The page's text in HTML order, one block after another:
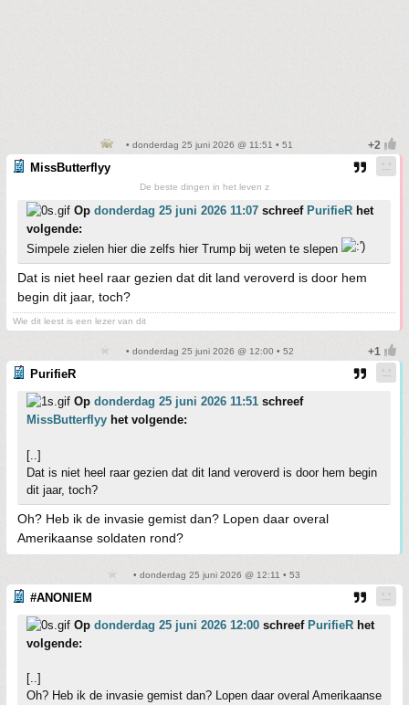
• donderdag 25 juni 2026 @ 11:51 • 51
MissButterflyy
De beste dingen in het leven z
Op donderdag 25 juni 2026 11:07 schreef PurifieR het
volgende:
Simpele zielen hier die zelfs hier Trump bij weten te slepen
Dat is niet heel raar gezien dat dit land veroverd is door hem
begin dit jaar, toch?
Wie dit leest is een lezer van dit
• donderdag 25 juni 2026 @ 12:00 • 52
PurifieR
Op donderdag 25 juni 2026 11:51 schreef
MissButterflyy het volgende:
[..]
Dat is niet heel raar gezien dat dit land veroverd is door hem begin
dit jaar, toch?
Oh? Heb ik de invasie gemist dan? Lopen daar overal
Amerikaanse soldaten rond?
• donderdag 25 juni 2026 @ 12:11 • 53
#ANONIEM
Op donderdag 25 juni 2026 12:00 schreef PurifieR het
volgende:
[..]
Oh? Heb ik de invasie gemist dan? Lopen daar overal Amerikaanse